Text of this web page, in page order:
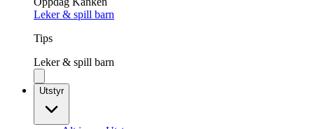
Leker & spill barn
Tips
Leker & spill barn
Utstyr